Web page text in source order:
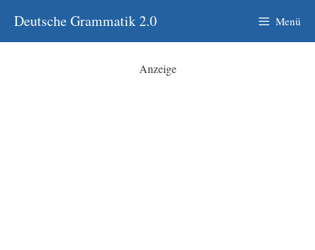
Inhalt
springen
Deutsche Grammatik 2.0 Menü
Anzeige